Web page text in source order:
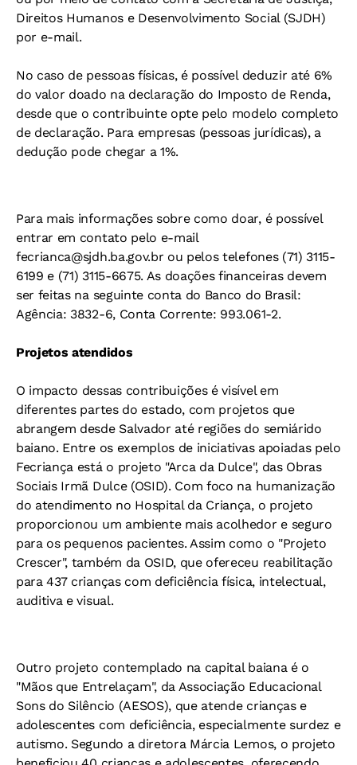
Direitos Humanos e Desenvolvimento Social (SJDH)
por e-mail.
No caso de pessoas físicas, é possível deduzir até 6%
do valor doado na declaração do Imposto de Renda,
desde que o contribuinte opte pelo modelo completo
de declaração. Para empresas (pessoas jurídicas), a
dedução pode chegar a 1%.
Para mais informações sobre como doar, é possível
entrar em contato pelo e-mail
fecrianca@sjdh.ba.gov.br ou pelos telefones (71) 3115-
6199 e (71) 3115-6675. As doações financeiras devem
ser feitas na seguinte conta do Banco do Brasil:
Agência: 3832-6, Conta Corrente: 993.061-2.
Projetos atendidos
O impacto dessas contribuições é visível em
diferentes partes do estado, com projetos que
abrangem desde Salvador até regiões do semiárido
baiano. Entre os exemplos de iniciativas apoiadas pelo
Fecriança está o projeto "Arca da Dulce", das Obras
Sociais Irmã Dulce (OSID). Com foco na humanização
do atendimento no Hospital da Criança, o projeto
proporcionou um ambiente mais acolhedor e seguro
para os pequenos pacientes. Assim como o "Projeto
Crescer", também da OSID, que ofereceu reabilitação
para 437 crianças com deficiência física, intelectual,
auditiva e visual.
Outro projeto contemplado na capital baiana é o
"Mãos que Entrelaçam", da Associação Educacional
Sons do Silêncio (AESOS), que atende crianças e
adolescentes com deficiência, especialmente surdez e
autismo. Segundo a diretora Márcia Lemos, o projeto